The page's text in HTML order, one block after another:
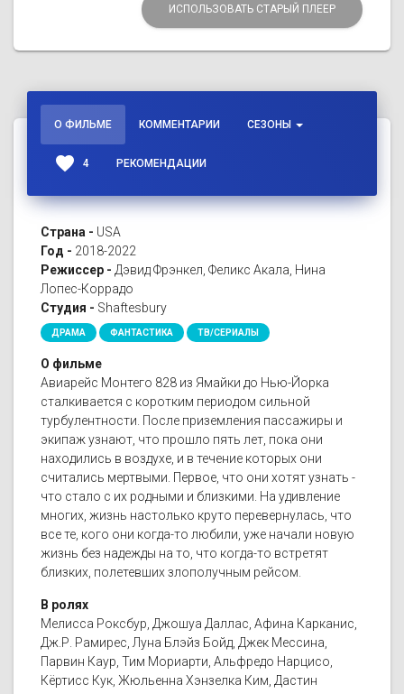
ИСПОЛЬЗОВАТЬ СТАРЫЙ ПЛЕЕР
О ФИЛЬМЕ КОММЕНТАРИИ СЕЗОНЫ
favorite 4 РЕКОМЕНДАЦИИ
Страна - USA
Год - 2018-2022
Режиссер - Дэвид Фрэнкел, Феликс Акала, Нина
Лопес-Коррадо
Студия - Shaftesbury
ДРАМА ФАНТАСТИКА ТВ/СЕРИАЛЫ
О фильме
Авиарейс Монтего 828 из Ямайки до Нью-Йорка
сталкивается с коротким периодом сильной
турбулентности. После приземления пассажиры и
экипаж узнают, что прошло пять лет, пока они
находились в воздухе, и в течение которых они
считались мертвыми. Первое, что они хотят узнать -
что стало с их родными и близкими. На удивление
многих, жизнь настолько круто перевернулась, что
все те, кого они когда-то любили, уже начали новую
жизнь без надежды на то, что когда-то встретят
близких, полетевших злополучным рейсом.
В ролях
Мелисса Роксбур, Джошуа Даллас, Афина Карканис,
Дж.Р. Рамирес, Луна Блэйз Бойд, Джек Мессина,
Парвин Каур, Тим Мориарти, Альфредо Нарцисо,
Кёртисс Кук, Жюльенна Хэнзелка Ким, Дастин